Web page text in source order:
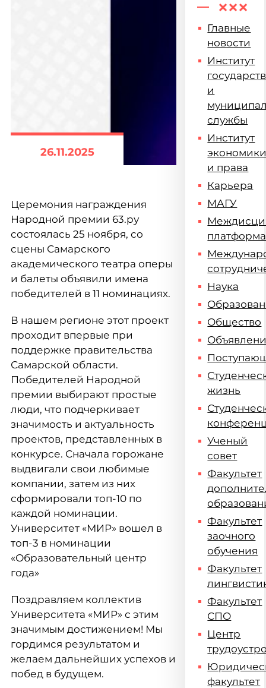
26.11.2025
Церемония награждения
Народной премии 63.ру
состоялась 25 ноября, со
сцены Самарского
академического театра оперы
и балеты объявили имена
победителей в 11 номинациях.
В нашем регионе этот проект
проходит впервые при
поддержке правительства
Самарской области.
Победителей Народной
премии выбирают простые
люди, что подчеркивает
значимость и актуальность
проектов, представленных в
конкурсе. Сначала горожане
выдвигали свои любимые
компании, затем из них
сформировали топ-10 по
каждой номинации.
Университет «МИР» вошел в
топ-3 в номинации
«Образовательный центр
года»
Поздравляем коллектив
Университета «МИР» с этим
значимым достижением! Мы
гордимся результатом и
желаем дальнейших успехов и
побед в будущем.
Главные
новости
Институт
и
службы
Институт
и права
Карьера
МАГУ
платформа
Наука
Общество
жизнь
Ученый
совет
Факультет
Факультет
заочного
обучения
Факультет
Факультет
СПО
Центр
факультет